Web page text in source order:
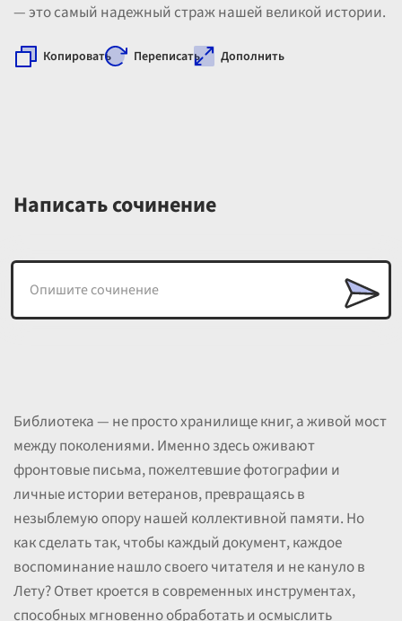
— это самый надежный страж нашей великой истории.
Копировать Переписать Дополнить
Написать сочинение
Библиотека — не просто хранилище книг, а живой мост
между поколениями. Именно здесь оживают
фронтовые письма, пожелтевшие фотографии и
личные истории ветеранов, превращаясь в
незыблемую опору нашей коллективной памяти. Но
как сделать так, чтобы каждый документ, каждое
воспоминание нашло своего читателя и не кануло в
Лету? Ответ кроется в современных инструментах,
способных мгновенно обработать и осмыслить